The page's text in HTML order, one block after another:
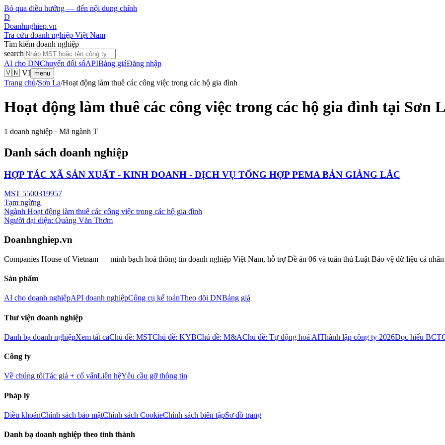
Bỏ qua điều hướng — đến nội dung chính
D
Doanhnghiep.vn
Tra cứu doanh nghiệp Việt Nam
Tìm kiếm doanh nghiệp
search
AI cho DNChuyển đổi sốAPIBảng giáĐăng nhập
🇻🇳 VI menu
Trang chủ/Sơn La/Hoạt động làm thuê các công việc trong các hộ gia đình
Hoạt động làm thuê các công việc trong các hộ gia đình tại Sơn
1 doanh nghiệp · Mã ngành T
Danh sách doanh nghiệp
HỢP TÁC XÃ SẢN XUẤT - KINH DOANH - DỊCH VỤ TỔNG HỢP PEMA BẢN GIẢNG LẮC
MST 5500319957
Tạm ngừng
Ngành Hoạt động làm thuê các công việc trong các hộ gia đình
Người đại diện: Quàng Văn Thơm
Doanhnghiep.vn
Companies House of Vietnam — minh bạch hoá thông tin doanh nghiệp Việt Nam, hỗ trợ Đề án 06 và tuân thủ Luật Bảo vệ dữ liệu cá
Sản phẩm
AI cho doanh nghiệpAPI doanh nghiệpCông cụ kế toánTheo dõi DNBảng giá
Thư viện doanh nghiệp
Danh bạ doanh nghiệpXem tất cảChủ đề: MSTChủ đề: KYBChủ đề: M&AChủ đề: Tự động hoá AIThành lập công ty 2026Đọc hiểu
Công ty
Về chúng tôiTác giả + cố vấnLiên hệYêu cầu gỡ thông tin
Pháp lý
Điều khoảnChính sách bảo mậtChính sách CookieChính sách biên tậpSơ đồ trang
Danh bạ doanh nghiệp theo tỉnh thành